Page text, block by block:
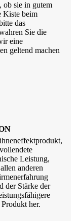
sie in gutem
Kiste beim
das
Sie die
eine
geltend machen
Leistung,
anderen
der Stärke der
her.